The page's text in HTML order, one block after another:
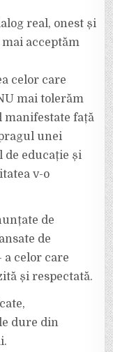
DOMENIU!
real, onest și
acceptăm
celor care
mai tolerăm
față
unei
educație și
v-o
de
de
a celor care
și respectată.
dure din